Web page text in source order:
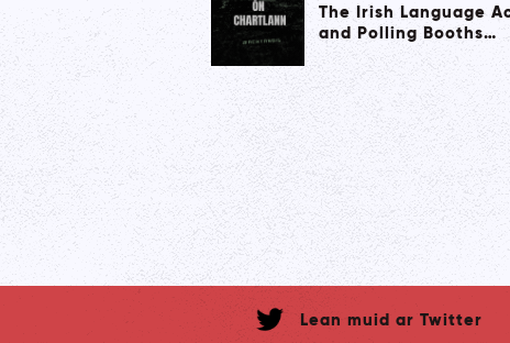
The Irish Language
and Polling Booths…
Lean muid ar Twitter